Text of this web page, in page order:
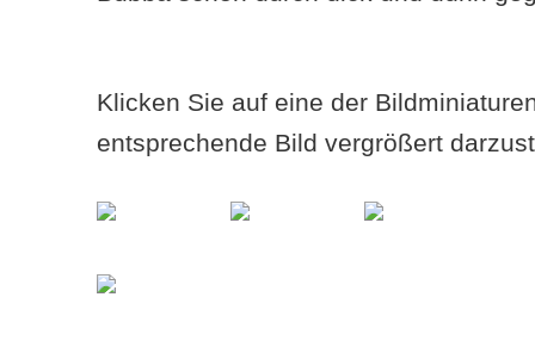
Klicken Sie auf eine der
entsprechende Bild vergrößert